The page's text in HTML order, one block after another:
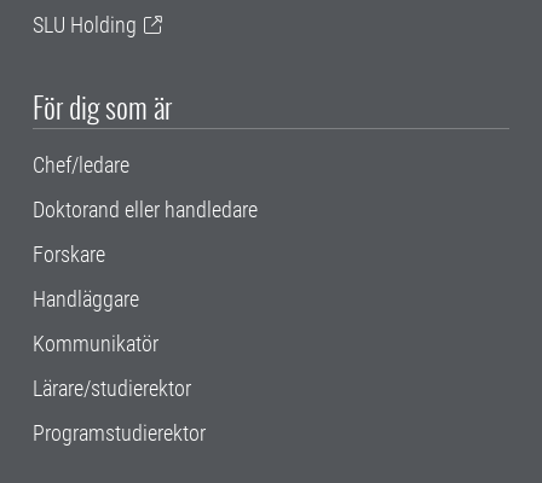
SLU Holding
För dig som är
Chef/ledare
Doktorand eller handledare
Forskare
Handläggare
Kommunikatör
Lärare/studierektor
Programstudierektor